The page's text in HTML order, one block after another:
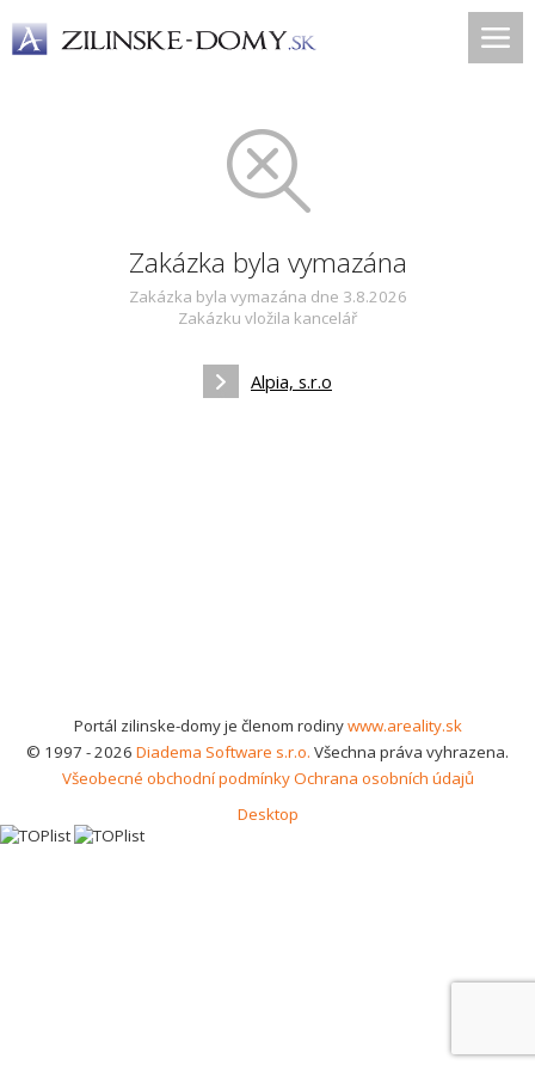
Zakázka byla vymazána
Zakázka byla vymazána dne 3.8.2026
Zakázku vložila kancelář
Alpia, s.r.o
Portál zilinske-domy je členom rodinywww.areality.sk
© 1997 - 2026 Diadema Software s.r.o. Všechna práva vyhrazena.
Všeobecné obchodní podmínkyOchrana osobních údajů
Desktop